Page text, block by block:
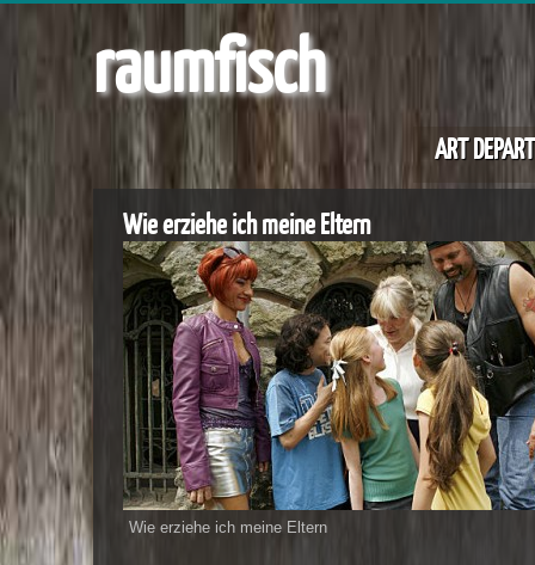
raumfisch
ART
Wie erziehe ich meine Eltern
Wie erziehe ich meine Eltern